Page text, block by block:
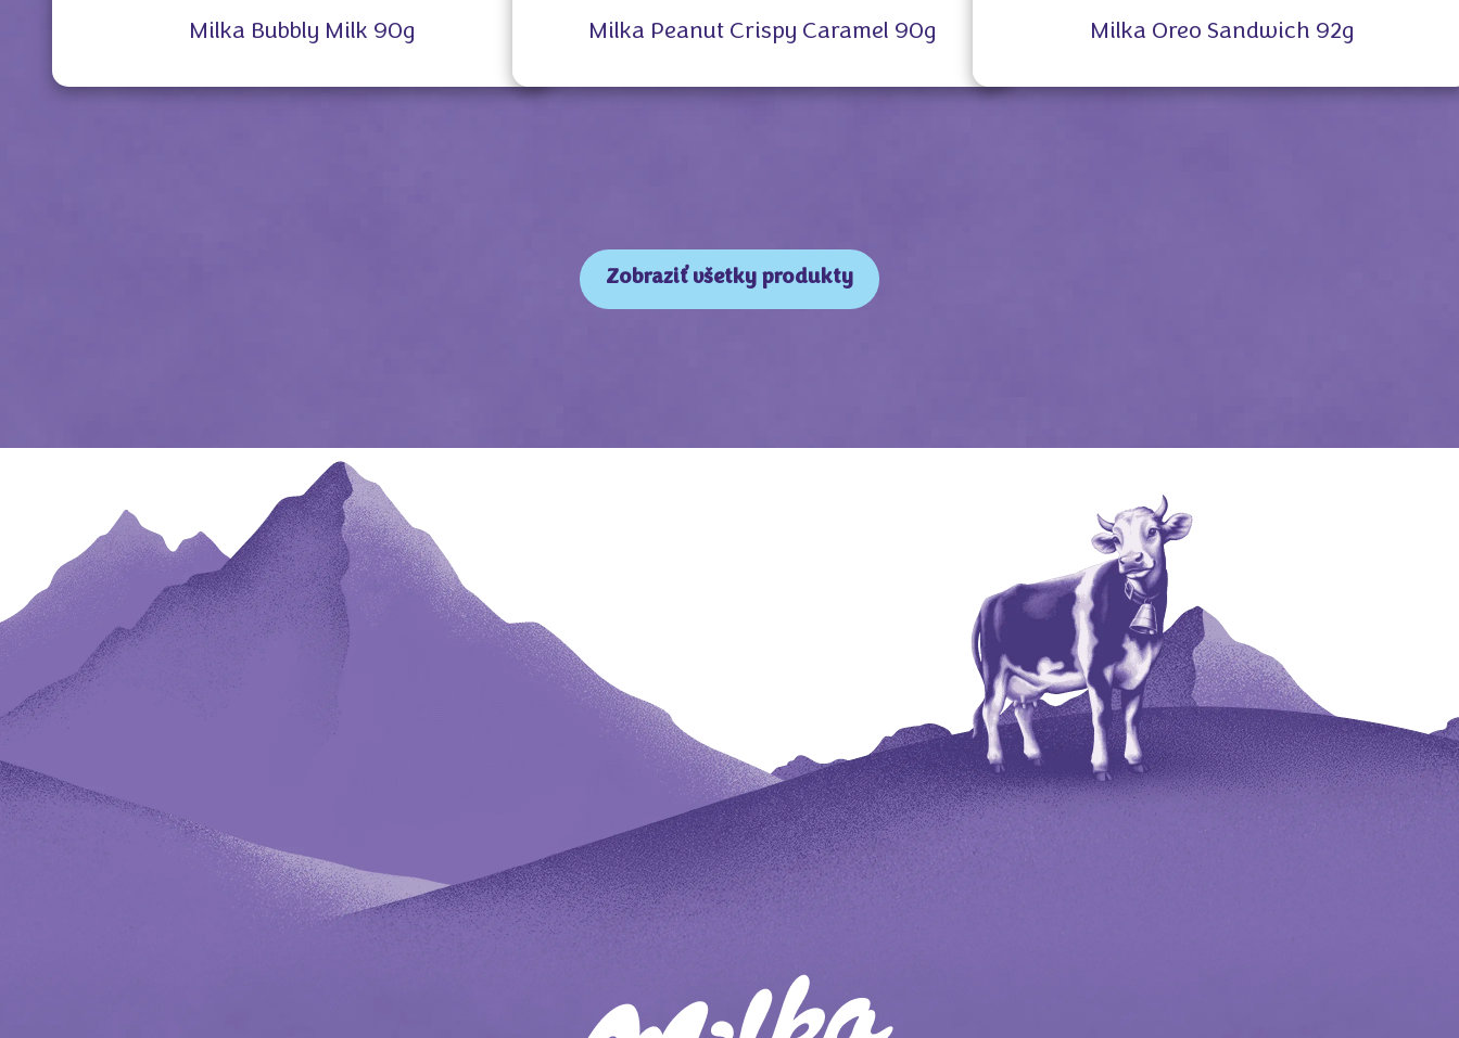
Milka Bubbly Milk 90g Milka Peanut Crispy Caramel 90g Milka Oreo Sandwich 92g
Zobraziť všetky produkty